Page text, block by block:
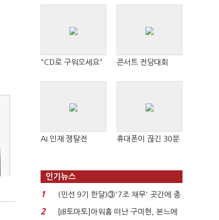
"CD로 구워오세요" 콘서트 전당대회
AI 인재 쟁탈전 휴대폰이 끊긴 30분
인기뉴스
1
(민선 9기 한달)③'7조 채무' 곳간에 충
격…추미애, 20년...
2
[IB토마토]아워홈 떠난 구미현, 본느에